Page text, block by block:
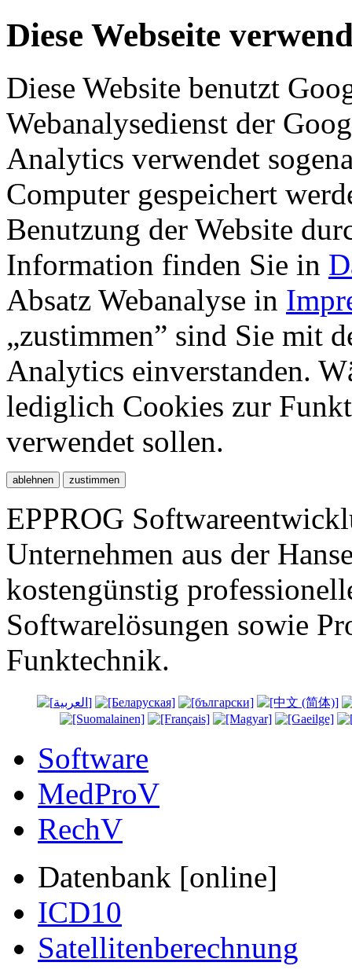
Diese Webseite
Diese Website benutzt
Webanalysedienst der
Analytics verwendet
Computer gespeichert
Benutzung der Website
Information finden Sie in
Absatz Webanalyse in
„zustimmen” sind Sie mit
Analytics einverstanden.
lediglich Cookies zur
verwendet sollen.
EPPROG
Unternehmen aus der
kostengünstig
Softwarelösungen sowie
Funktechnik.
Software
MedProV
RechV
Datenbank [online]
ICD10
Satellitenberechnung